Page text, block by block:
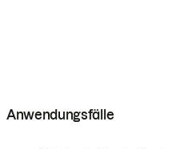
Anwendungsfälle